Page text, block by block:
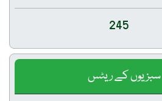
245
سبزیوں کے ریٹس